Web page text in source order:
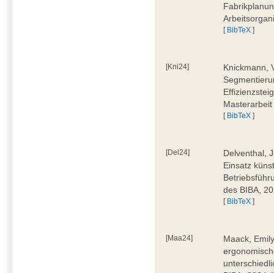
[ BibTeX ]
[Kni24]
Knickmann,
[ BibTeX ]
[Del24]
Delventhal,
Einsatz
des BIBA,
[ BibTeX ]
[Maa24]
Maack,